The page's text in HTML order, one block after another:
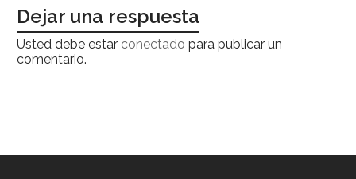
Dejar una respuesta
Usted debe estar conectado para publicar un
comentario.